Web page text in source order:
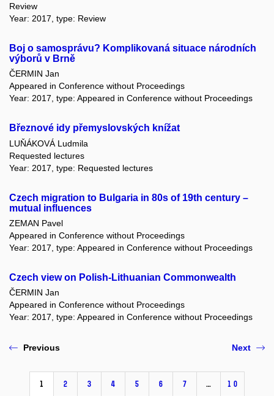
Review
Year: 2017, type: Review
Boj o samosprávu? Komplikovaná situace národních
výborů v Brně
ČERMIN Jan
Appeared in Conference without Proceedings
Year: 2017, type: Appeared in Conference without Proceedings
Březnové idy přemyslovských knížat
LUŇÁKOVÁ Ludmila
Requested lectures
Year: 2017, type: Requested lectures
Czech migration to Bulgaria in 80s of 19th century –
mutual influences
ZEMAN Pavel
Appeared in Conference without Proceedings
Year: 2017, type: Appeared in Conference without Proceedings
Czech view on Polish-Lithuanian Commonwealth
ČERMIN Jan
Appeared in Conference without Proceedings
Year: 2017, type: Appeared in Conference without Proceedings
Previous
1 2 3 4 5 6 7 … 10
Next